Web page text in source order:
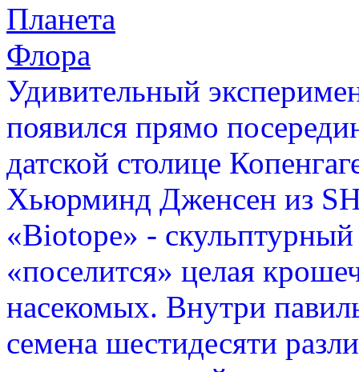
Планета
Флора
Удивительный
появился прямо
датской столице
Хьюрминд Дженсен из
«Biotope» -
«поселится» целая
насекомых. Внутри
семена шестидесяти